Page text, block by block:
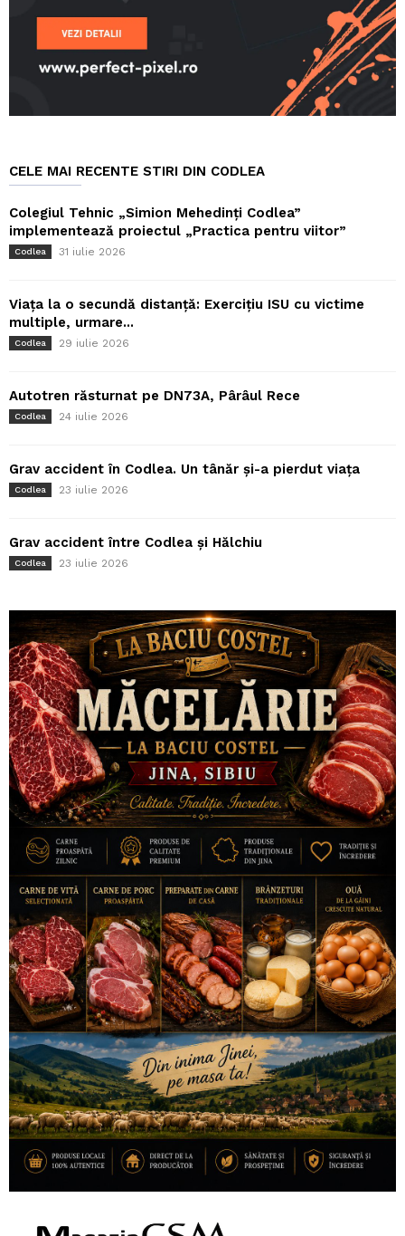
CELE MAI RECENTE STIRI DIN CODLEA
Colegiul Tehnic „Simion Mehedinți Codlea”
implementează proiectul „Practica pentru viitor”
Codlea 31 iulie 2026
Viața la o secundă distanță: Exercițiu ISU cu victime
multiple, urmare...
Codlea 29 iulie 2026
Autotren răsturnat pe DN73A, Pârâul Rece
Codlea 24 iulie 2026
Grav accident în Codlea. Un tânăr și-a pierdut viața
Codlea 23 iulie 2026
Grav accident între Codlea și Hălchiu
Codlea 23 iulie 2026